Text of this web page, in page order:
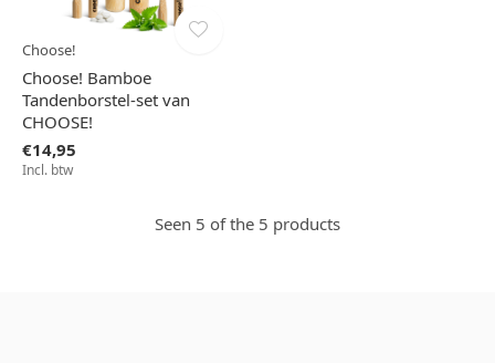
Choose!
Choose! Bamboe
Tandenborstel-set van
CHOOSE!
€14,95
Incl. btw
Seen 5 of the 5 products